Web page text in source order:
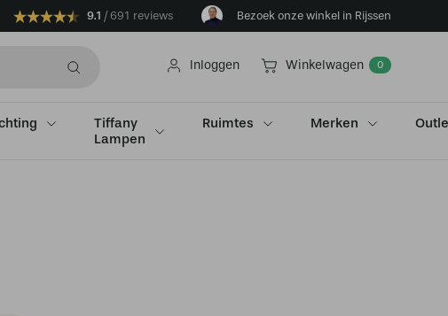
9.1 691 reviews Bezoek onze winkel in Rijssen
Inloggen Winkelwagen 0
Tiffany
Lampen
Ruimtes Merken